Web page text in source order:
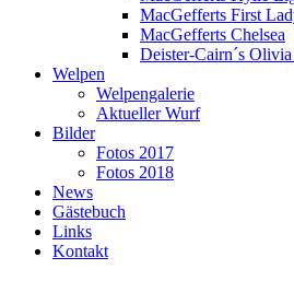
MacGefferts First
MacGefferts Chelsea
Deister-Cairn´s
Welpen
Welpengalerie
Aktueller Wurf
Bilder
Fotos 2017
Fotos 2018
News
Gästebuch
Links
Kontakt